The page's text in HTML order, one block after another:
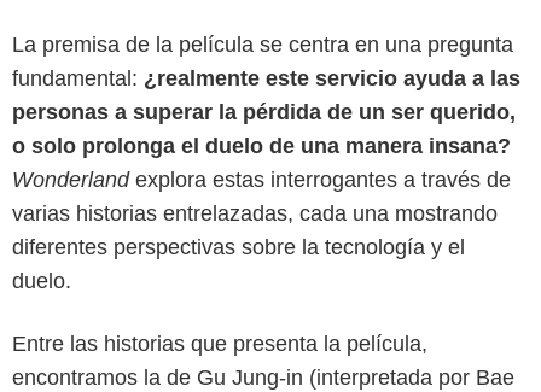
La premisa de la película se centra en una pregunta
fundamental: ¿realmente este servicio ayuda a las
personas a superar la pérdida de un ser querido,
o solo prolonga el duelo de una manera insana?
Wonderland explora estas interrogantes a través de
varias historias entrelazadas, cada una mostrando
diferentes perspectivas sobre la tecnología y el
duelo.
Entre las historias que presenta la película,
encontramos la de Gu Jung-in (interpretada por Bae